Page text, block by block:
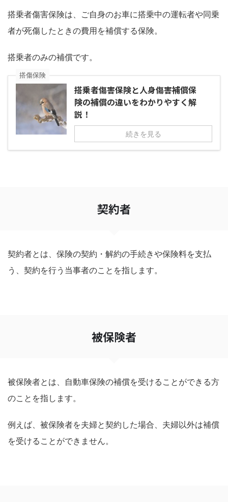
搭乗者傷害保険は、ご自身のお車に搭乗中の運転者や同乗
者が死傷したときの費用を補償する保険。
搭乗者のみの補償です。
搭傷保険
搭乗者傷害保険と人身傷害補償保
険の補償の違いをわかりやすく解
説！
続きを見る
契約者
契約者とは、保険の契約・解約の手続きや保険料を支払
う、契約を行う当事者のことを指します。
被保険者
被保険者とは、自動車保険の補償を受けることができる方
のことを指します。
例えば、被保険者を夫婦と契約した場合、夫婦以外は補償
を受けることができません。